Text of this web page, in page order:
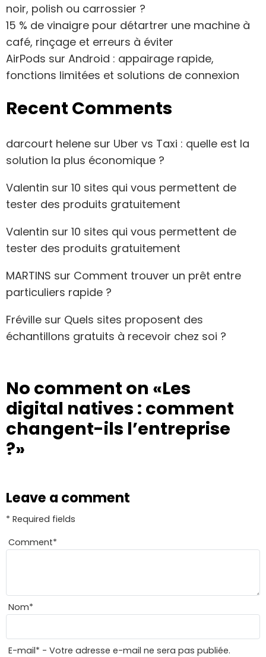
noir, polish ou carrossier ?
15 % de vinaigre pour détartrer une machine à
café, rinçage et erreurs à éviter
AirPods sur Android : appairage rapide,
fonctions limitées et solutions de connexion
Recent Comments
darcourt helene sur Uber vs Taxi : quelle est la
solution la plus économique ?
Valentin sur 10 sites qui vous permettent de
tester des produits gratuitement
Valentin sur 10 sites qui vous permettent de
tester des produits gratuitement
MARTINS sur Comment trouver un prêt entre
particuliers rapide ?
Fréville sur Quels sites proposent des
échantillons gratuits à recevoir chez soi ?
No comment on «Les
digital natives : comment
changent-ils l’entreprise
?»
Leave a comment
* Required fields
Comment*
Nom*
E-mail* - Votre adresse e-mail ne sera pas publiée.